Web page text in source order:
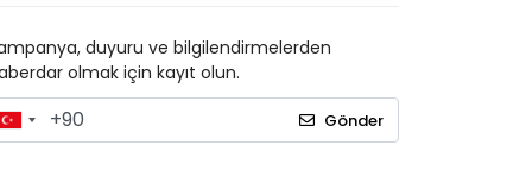
duyuru ve bilgilendirmelerden
olmak için kayıt olun.
Gönder